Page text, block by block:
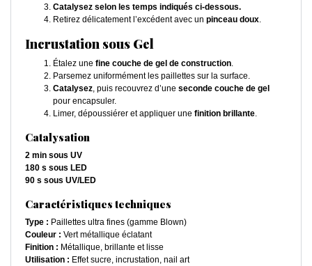
Catalysez selon les temps indiqués ci-dessous.
Retirez délicatement l’excédent avec un pinceau doux.
Incrustation sous Gel
Étalez une fine couche de gel de construction.
Parsemez uniformément les paillettes sur la surface.
Catalysez, puis recouvrez d’une seconde couche de gel
pour encapsuler.
Limer, dépoussiérer et appliquer une finition brillante.
Catalysation
2 min sous UV
180 s sous LED
90 s sous UV/LED
Caractéristiques techniques
Type : Paillettes ultra fines (gamme Blown)
Couleur : Vert métallique éclatant
Finition : Métallique, brillante et lisse
Utilisation : Effet sucre, incrustation, nail art